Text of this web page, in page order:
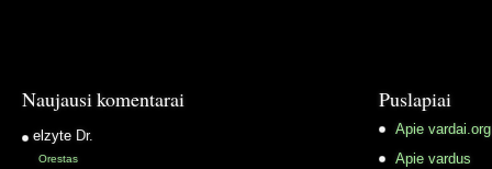
Naujausi komentarai
elzyte Dr.
Orestas
Puslapiai
Apie vardai.org
Apie vardus